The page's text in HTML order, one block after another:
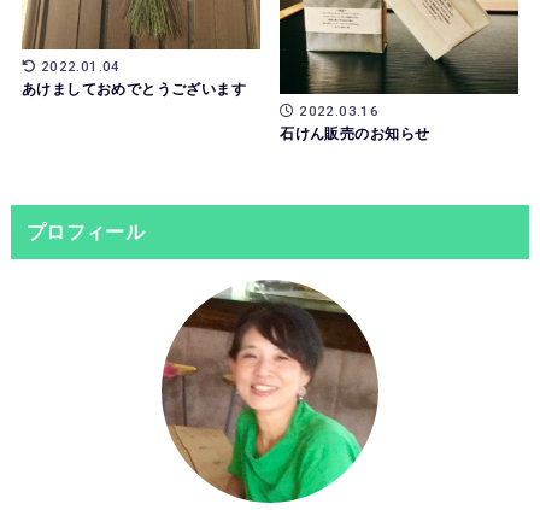
2022.01.04
あけましておめでとうございます
2022.03.16
石けん販売のお知らせ
プロフィール